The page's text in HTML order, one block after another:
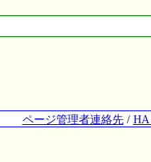
ページ管理者連絡先/ HA